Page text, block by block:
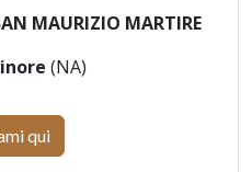
MAURIZIO MARTIRE
(NA)
qui